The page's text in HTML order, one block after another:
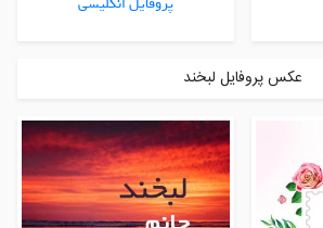
عکس پروفایل لبخند